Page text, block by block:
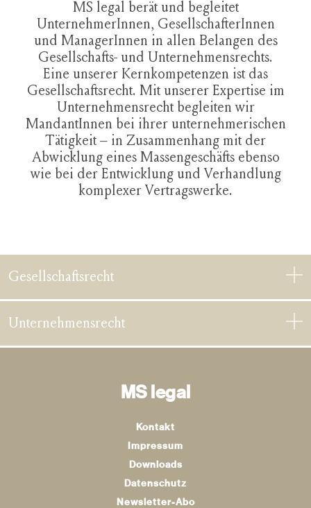
MS legal berät und begleitet
UnternehmerInnen, GesellschafterInnen
und ManagerInnen in allen Belangen des
Gesellschafts- und Unternehmensrechts.
Eine unserer Kernkompetenzen ist das
Gesellschaftsrecht. Mit unserer Expertise im
Unternehmensrecht begleiten wir
MandantInnen bei ihrer unternehmerischen
Tätigkeit – in Zusammenhang mit der
Abwicklung eines Massengeschäfts ebenso
wie bei der Entwicklung und Verhandlung
komplexer Vertragswerke.
Gesellschaftsrecht
Unternehmensrecht
MS legal
Kontakt
Impressum
Downloads
Datenschutz
Newsletter-Abo